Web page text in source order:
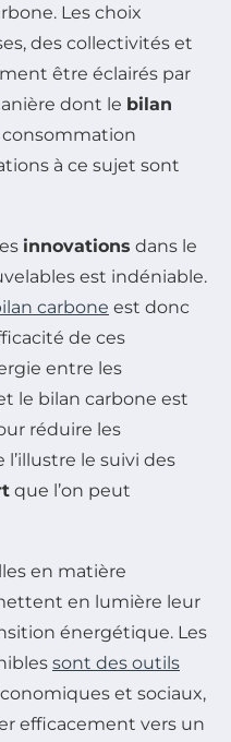
Les choix
des collectivités et
être éclairés par
dont le bilan
à ce sujet sont
innovations dans le
est indéniable.
carbone est donc
de ces
entre les
le bilan carbone est
réduire les
le suivi des
que l’on peut
en matière
en lumière leur
énergétique. Les
sont des outils
et sociaux,
efficacement vers un